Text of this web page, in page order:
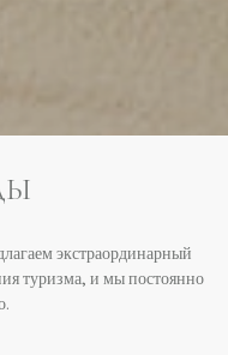
экстраординарный
туризма, и мы постоянно